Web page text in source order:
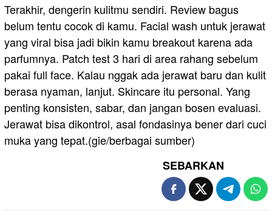
Terakhir, dengerin kulitmu sendiri. Review bagus
belum tentu cocok di kamu. Facial wash untuk jerawat
yang viral bisa jadi bikin kamu breakout karena ada
parfumnya. Patch test 3 hari di area rahang sebelum
pakai full face. Kalau nggak ada jerawat baru dan kulit
berasa nyaman, lanjut. Skincare itu personal. Yang
penting konsisten, sabar, dan jangan bosen evaluasi.
Jerawat bisa dikontrol, asal fondasinya bener dari cuci
muka yang tepat.(gie/berbagai sumber)
SEBARKAN